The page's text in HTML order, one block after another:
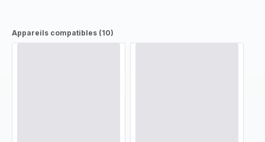
Appareils compatibles (10)